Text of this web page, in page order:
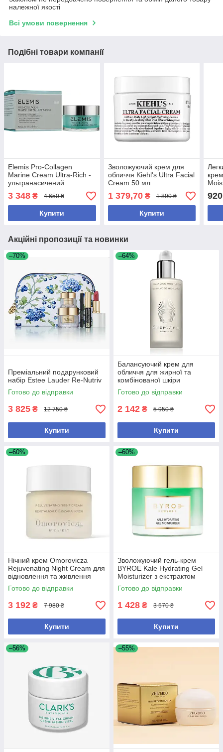
належної якості
Всі умови повернення
Подібні товари компанії
Elemis Pro-Collagen
Marine Cream Ultra-Rich -
ультранасичений
антивіковий крем для
сухої шкіри обличчя з
колагеном, 50 мл
3 348 ₴ 4 650 ₴
Купити
Зволожуючий крем для
обличчя Kiehl's Ultra Facial
Cream 50 мл
1 379,70₴ 1 890 ₴
Купити
мл
920
Акційні пропозиції та новинки
–70%
Преміальний подарунковий
набір Estee Lauder Re-Nutriv
Готово до відправки
3 825 ₴ 12 750 ₴
Купити
–64%
Балансуючий крем для
обличчя для жирної та
комбінованої шкіри
Omorovicza Balancing
Moisturiser 50 мл
Готово до відправки
2 142 ₴ 5 950 ₴
Купити
–60%
Нічний крем Omorovicza
Rejuvenating Night Cream для
відновлення та живлення
шкіри 50 мл
Готово до відправки
3 192 ₴ 7 980 ₴
Купити
–60%
Зволожуючий гель-крем
BYROE Kale Hydrating Gel
Moisturizer з екстрактом
кейлу для інтенсивного
зволоження шкіри, 50 мл
Готово до відправки
1 428 ₴ 3 570 ₴
Купити
–56% –55%